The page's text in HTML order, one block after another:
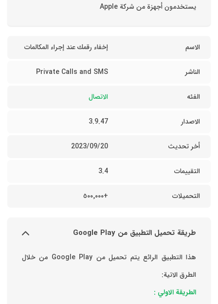
يستخدمون أجهزة من شركة Apple
الاسم إخفاء رقمك عند إجراء المكالمات
الناشر Private Calls and SMS
الفئه الاتصال
الاصدار 3.9.47
أخر تحديث 20‏/09‏/2023
التقييمات 3.4
التحميلات +٥٠٠٬٠٠٠
طريقة تحميل التطبيق من Google Play
هذا التطبيق الرائع يتم تحميل من Google Play من خلال
الطرق الاتية:
الطريقة الاولي :